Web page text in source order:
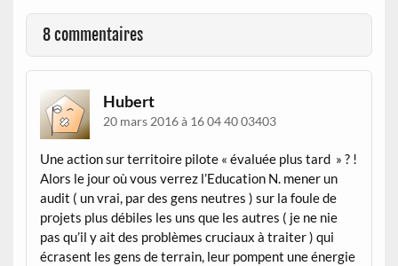
8 commentaires
Hubert
20 mars 2016 à 16 04 40 03403
Une action sur territoire pilote « évaluée plus tard » ? !
Alors le jour où vous verrez l’Education N. mener un
audit ( un vrai, par des gens neutres ) sur la foule de
projets plus débiles les uns que les autres ( je ne nie
pas qu’il y ait des problèmes cruciaux à traiter ) qui
écrasent les gens de terrain, leur pompent une énergie